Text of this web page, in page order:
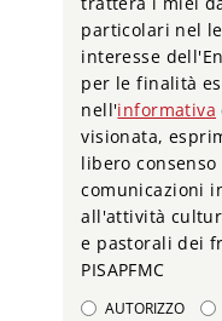
particolari nel
interesse
per le finalità
nell'informativa
visionata,
libero
comunicazioni
all'attività
e pastorali dei
PISAPFMC
AUTORIZZO